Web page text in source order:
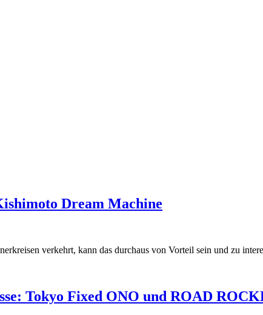
Dream Machine
verkehrt, kann das durchaus von Vorteil sein und zu
Tokyo Fixed ONO und ROAD